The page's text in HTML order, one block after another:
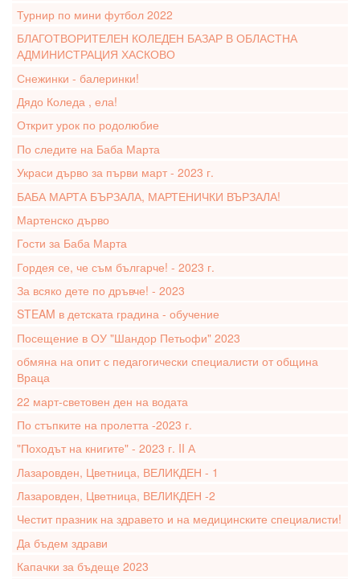
Турнир по мини футбол 2022
БЛАГОТВОРИТЕЛЕН КОЛЕДЕН БАЗАР В ОБЛАСТНА
АДМИНИСТРАЦИЯ ХАСКОВО
Снежинки - балеринки!
Дядо Коледа , ела!
Открит урок по родолюбие
По следите на Баба Марта
Украси дърво за първи март - 2023 г.
БАБА МАРТА БЪРЗАЛА, МАРТЕНИЧКИ ВЪРЗАЛА!
Мартенско дърво
Гости за Баба Марта
Гордея се, че съм българче! - 2023 г.
За всяко дете по дръвче! - 2023
STEAM в детската градина - обучение
Посещение в ОУ "Шандор Петьофи" 2023
обмяна на опит с педагогически специалисти от община
Враца
22 март-световен ден на водата
По стъпките на пролетта -2023 г.
"Походът на книгите" - 2023 г. II А
Лазаровден, Цветница, ВЕЛИКДЕН - 1
Лазаровден, Цветница, ВЕЛИКДЕН -2
Честит празник на здравето и на медицинските специалисти!
Да бъдем здрави
Капачки за бъдеще 2023